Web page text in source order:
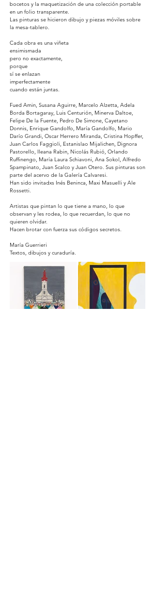
bocetos y la maquetización de una colección portable
en un folio transparente.
Las pinturas se hicieron dibujo y piezas móviles sobre
la mesa-tablero.
Cada obra es una viñeta
ensimismada
pero no exactamente,
porque
sí se enlazan
imperfectamente
cuando están juntas.
Fued Amin, Susana Aguirre, Marcelo Alzetta, Adela
Borda Bortagaray, Luis Centurión, Minerva Daltoe,
Felipe De la Fuente, Pedro De Simone, Cayetano
Donnis, Enrique Gandolfo, María Gandolfo, Mario
Darío Grandi, Oscar Herrero Miranda, Cristina Hopffer,
Juan Carlos Faggioli, Estanislao Mijalichen, Dignora
Pastorello, Ileana Rabin, Nicolás Rubió, Orlando
Ruffinengo, María Laura Schiavoni, Ana Sokol, Alfredo
Spampinato, Juan Scalco y Juan Otero. Sus pinturas son
parte del acervo de la Galería Calvaresi.
Han sido invitadxs Inés Beninca, Maxi Masuelli y Ale
Rossetti.
Artistas que pintan lo que tiene a mano, lo que
observan y les rodea, lo que recuerdan, lo que no
quieren olvidar.
Hacen brotar con fuerza sus códigos secretos.
María Guerrieri
Textos, dibujos y curaduría.